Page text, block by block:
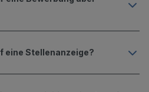
eine Stellenanzeige?